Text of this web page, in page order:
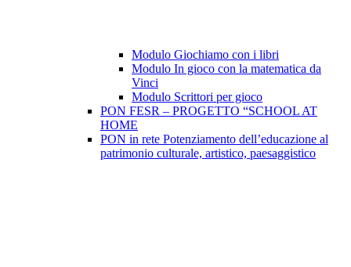
Modulo Giochiamo con i libri
Modulo In gioco con la matematica da
Vinci
Modulo Scrittori per gioco
PON FESR – PROGETTO “SCHOOL AT
HOME
PON in rete Potenziamento dell’educazione al
patrimonio culturale, artistico, paesaggistico